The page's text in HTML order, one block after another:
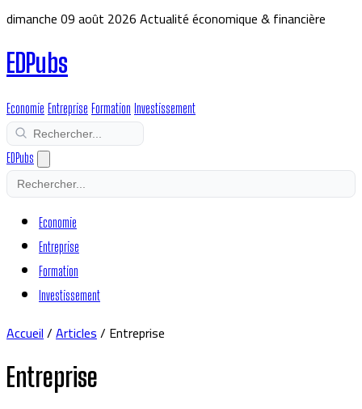
dimanche 09 août 2026Actualité économique & financière
EDPubs
Economie Entreprise Formation Investissement
EDPubs
Economie
Entreprise
Formation
Investissement
Accueil/Articles/ Entreprise
Entreprise